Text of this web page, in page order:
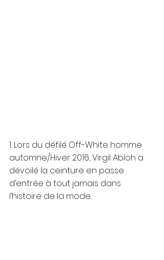
1. Lors du défilé Off-White homme
automne/Hiver 2016, Virgil Abloh a
dévoilé la ceinture en passe
d’entrée à tout jamais dans
l’histoire de la mode.